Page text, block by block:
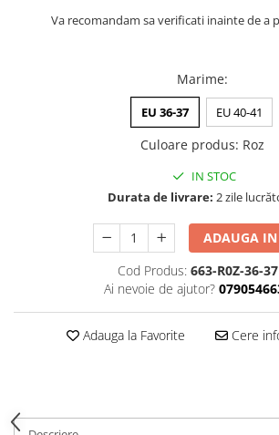
Va recomandam sa verificati inainte de a
Marime:
EU 36-37 EU 40-41
Culoare produs: Roz
IN STOC
Durata de livrare: 2 zile
ADAUGA IN
Cod Produs: 663-R0Z-36-37
Ai nevoie de ajutor?
Adauga la Favorite Cere